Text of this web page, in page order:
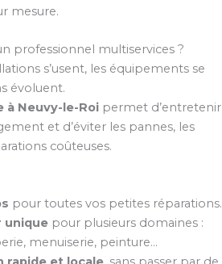
mesure.
professionnel multiservices ?
s’usent, les équipements se
évoluent.
à Neuvy-le-Roi permet d’entretenir
et d’éviter les pannes, les
coûteuses.
pour toutes vos petites réparations.
uniquepour plusieurs domaines :
menuiserie, peinture…